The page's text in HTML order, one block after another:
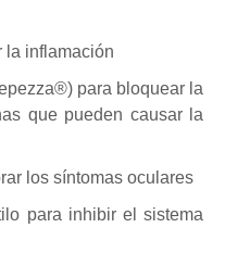
la inflamación
para bloquear la
que pueden causar la
los síntomas oculares
para inhibir el sistema